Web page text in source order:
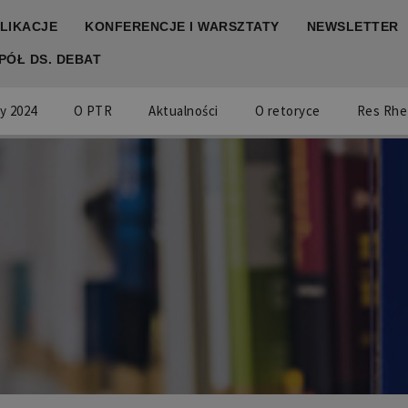
KONFERENCJE I WARSZTATY NEWSLETTER
DS. DEBAT
2024 O PTR Aktualności O retoryce Res